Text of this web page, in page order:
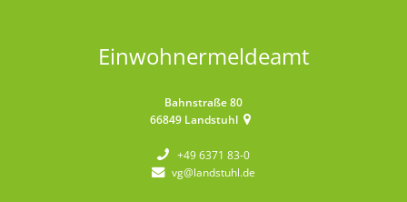
Einwohnermeldeamt
Bahnstraße 80
66849 Landstuhl
+49 6371 83-0
vg@landstuhl.de